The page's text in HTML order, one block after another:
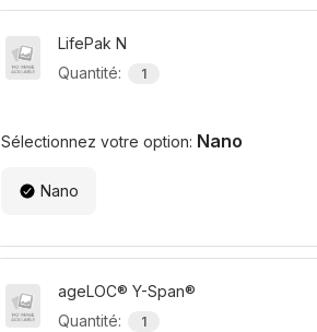
LifePak N
Quantité: 1
Sélectionnez votre option: Nano
Nano
ageLOC® Y-Span®
Quantité: 1